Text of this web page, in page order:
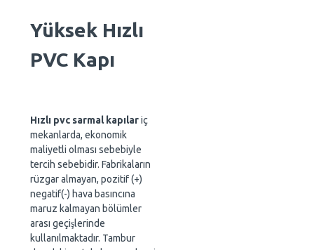
Yüksek Hızlı
PVC Kapı
Hızlı pvc sarmal kapılariç
mekanlarda, ekonomik
maliyetli olması sebebiyle
tercih sebebidir. Fabrikaların
rüzgar almayan, pozitif (+)
negatif(-) hava basıncına
maruz kalmayan bölümler
arası geçişlerinde
kullanılmaktadır. Tambur